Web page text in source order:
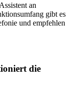
an
gibt es
und empfehlen
die